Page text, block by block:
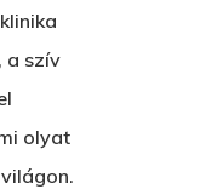
a szív
olyat